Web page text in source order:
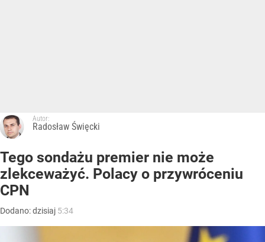
Autor:
Radosław Święcki
Tego sondażu premier nie może
zlekceważyć. Polacy o przywróceniu
CPN
Dodano:dzisiaj 5:34